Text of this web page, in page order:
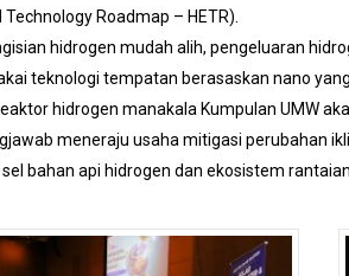
Roadmap – HETR).
hidrogen mudah alih, pengeluaran
teknologi tempatan berasaskan nano
hidrogen manakala Kumpulan UMW
meneraju usaha mitigasi perubahan
bahan api hidrogen dan ekosistem